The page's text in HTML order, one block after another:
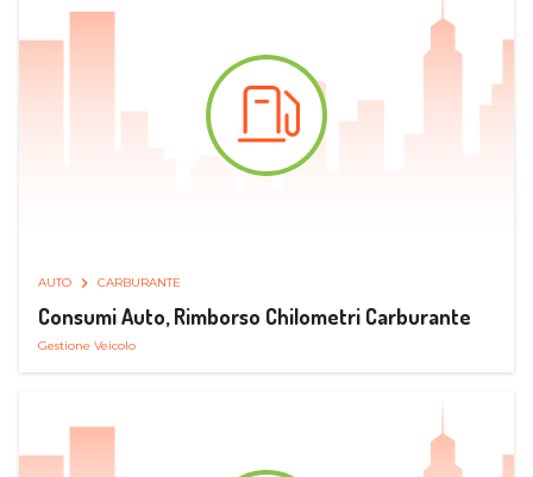
AUTO CARBURANTE
Consumi Auto, Rimborso Chilometri Carburante
Gestione Veicolo